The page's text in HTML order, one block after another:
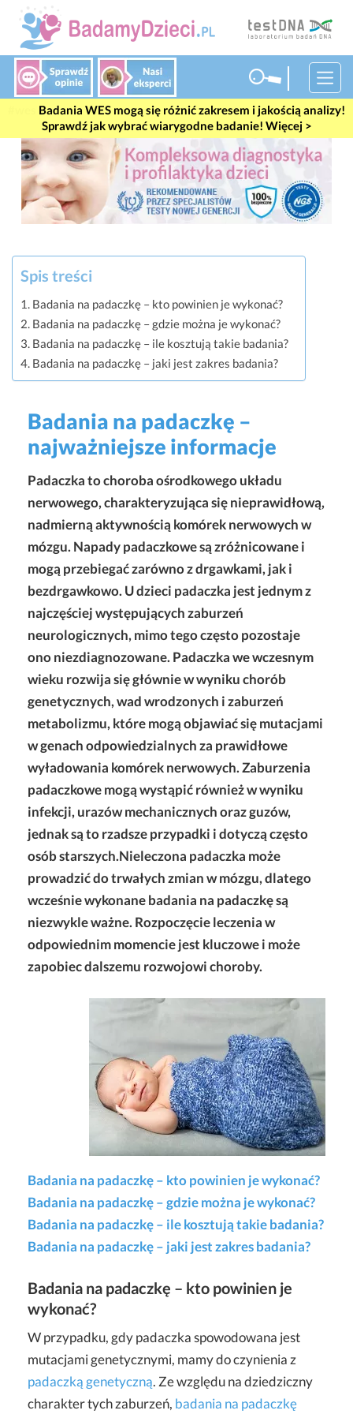
Badania WES mogą się różnić zakresem i jakością analizy!
Sprawdź jak wybrać wiarygodne badanie! Więcej >
Badania na padaczkę –
najważniejsze informacje
Padaczka to choroba ośrodkowego układu
nerwowego, charakteryzująca się nieprawidłową,
nadmierną aktywnością komórek nerwowych w
mózgu. Napady padaczkowe są zróżnicowane i
mogą przebiegać zarówno z drgawkami, jak i
bezdrgawkowo. U dzieci padaczka jest jednym z
najczęściej występujących zaburzeń
neurologicznych, mimo tego często pozostaje
ono niezdiagnozowane. Padaczka we wczesnym
wieku rozwija się głównie w wyniku chorób
genetycznych, wad wrodzonych i zaburzeń
metabolizmu, które mogą objawiać się mutacjami
w genach odpowiedzialnych za prawidłowe
wyładowania komórek nerwowych. Zaburzenia
padaczkowe mogą wystąpić również w wyniku
infekcji, urazów mechanicznych oraz guzów,
jednak są to rzadsze przypadki i dotyczą często
osób starszych.Nieleczona padaczka może
prowadzić do trwałych zmian w mózgu, dlatego
wcześnie wykonane badania na padaczkę są
niezwykle ważne. Rozpoczęcie leczenia w
odpowiednim momencie jest kluczowe i może
zapobiec dalszemu rozwojowi choroby.
Badania na padaczkę – kto powinien je wykonać?
Badania na padaczkę – gdzie można je wykonać?
Badania na padaczkę – ile kosztują takie badania?
Badania na padaczkę – jaki jest zakres badania?
Badania na padaczkę – kto powinien je
wykonać?
W przypadku, gdy padaczka spowodowana jest
mutacjami genetycznymi, mamy do czynienia z
padaczką genetyczną. Ze względu na dziedziczny
charakter tych zaburzeń, badania na padaczkę
Spis treści
Badania na padaczkę – kto powinien je wykonać?
Badania na padaczkę – gdzie można je wykonać?
Badania na padaczkę – ile kosztują takie badania?
Badania na padaczkę – jaki jest zakres badania?